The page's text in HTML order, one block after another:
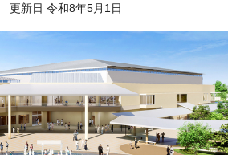
更新日 令和8年5月1日